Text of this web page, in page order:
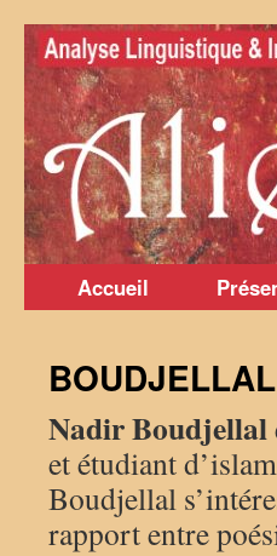
Aller
au
contenu
Accueil
Nadir Boudjellal
et étudiant
Boudjellal
rapport entre